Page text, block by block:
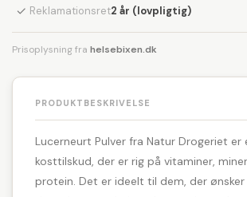
✓ Reklamationsret2 år (lovpligtig)
Prisoplysning fra helsebixen.dk
PRODUKTBESKRIVELSE
Lucerneurt Pulver fra Natur Drogeriet
kosttilskud, der er rig på vitaminer,
protein. Det er ideelt til dem, der